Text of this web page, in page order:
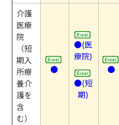
介護
医療
院
（短
期入
所療
養介
護を
含
む）
●
●(医
療院)
●(短
期)
●